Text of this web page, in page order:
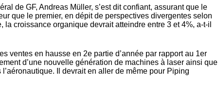
de GF, Andreas Müller, s’est dit confiant, assurant que le
que le premier, en dépit de perspectives divergentes selon
la croissance organique devrait atteindre entre 3 et 4%, a-t-il
ventes en hausse en 2e partie d’année par rapport au 1er
d’une nouvelle génération de machines à laser ainsi que
Il devrait en aller de même pour Piping